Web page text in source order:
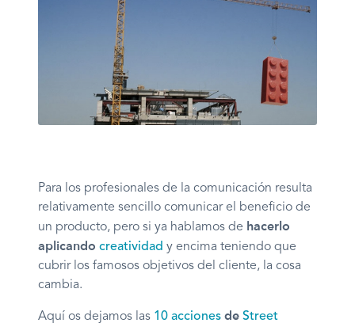
Para los profesionales de la comunicación resulta
relativamente sencillo comunicar el beneficio de
un producto, pero si ya hablamos de hacerlo
aplicando creatividad y encima teniendo que
cubrir los famosos objetivos del cliente, la cosa
cambia.
Aquí os dejamos las 10 acciones de Street